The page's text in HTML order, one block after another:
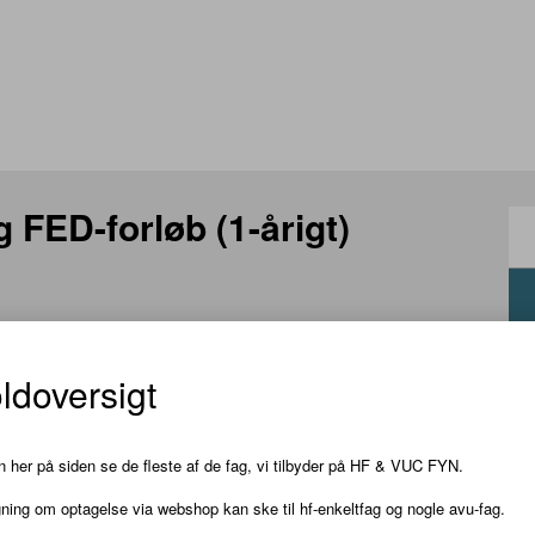
FED-forløb (1-årigt)
både skriftligt og mundtligt dansk, og du bliver bedre til at
her på siden se de fleste af de fag, vi tilbyder på HF & VUC FYN.
om optagelse via webshop kan ske til hf-enkeltfag og nogle avu-fag.